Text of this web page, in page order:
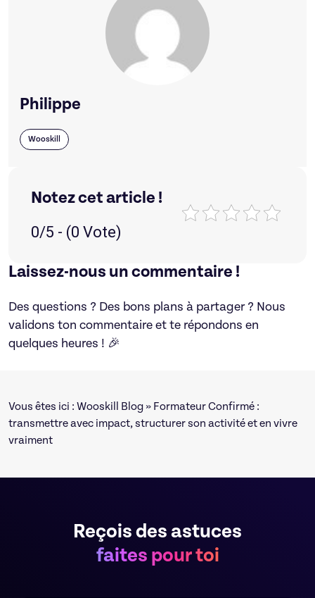
Philippe
Wooskill
Notez cet article !
0/5 - (0 Vote)
Laissez-nous un commentaire !
Des questions ? Des bons plans à partager ? Nous
validons ton commentaire et te répondons en
quelques heures ! 🎉
Vous êtes ici : Wooskill Blog » Formateur Confirmé :
transmettre avec impact, structurer son activité et en vivre
vraiment
Reçois des astuces
faites pour toi